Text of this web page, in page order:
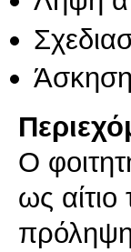
Άσκηση
Ο
ως